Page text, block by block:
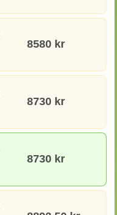
8580 kr
8730 kr
8730 kr